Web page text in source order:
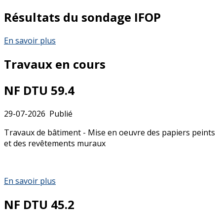
Résultats du sondage IFOP
En savoir plus
Travaux en cours
NF DTU 59.4
29-07-2026 Publié
Travaux de bâtiment - Mise en oeuvre des papiers peints
et des revêtements muraux
En savoir plus
NF DTU 45.2